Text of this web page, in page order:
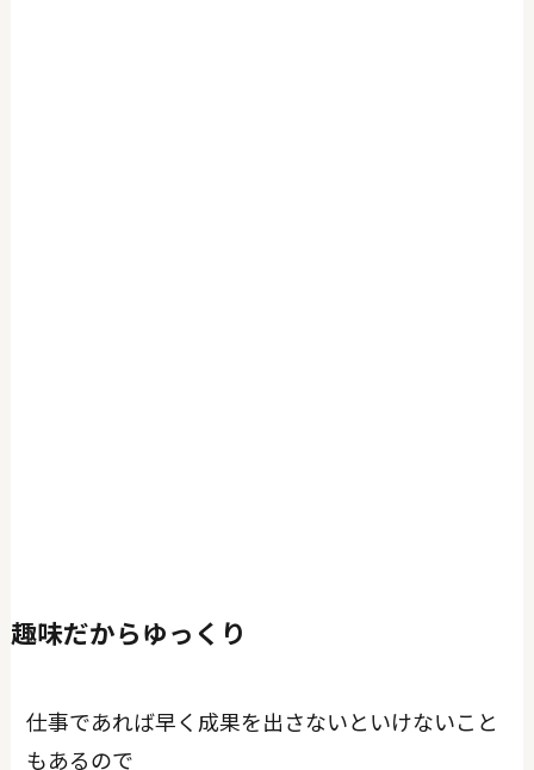
趣味だからゆっくり
仕事であれば早く成果を出さないといけないこと
もあるので